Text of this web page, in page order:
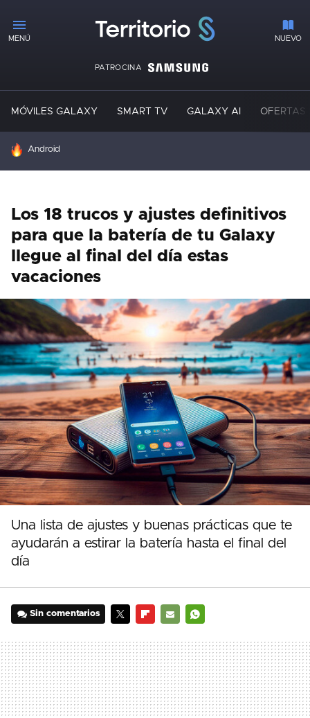
PATROCINA
MENÚ NUEVO
MÓVILES GALAXY SMART TV GALAXY AI OFERTAS
HOY SE HABLA DE
Android
Los 18 trucos y ajustes definitivos
para que la batería de tu Galaxy
llegue al final del día estas
vacaciones
Una lista de ajustes y buenas prácticas que te
ayudarán a estirar la batería hasta el final del
día
Sin comentarios
MAIL